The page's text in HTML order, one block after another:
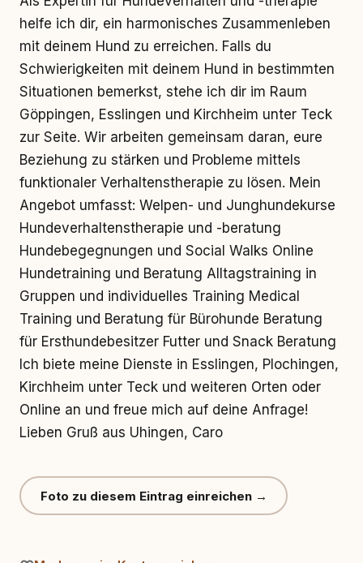
helfe ich dir, ein harmonisches Zusammenleben
mit deinem Hund zu erreichen. Falls du
Schwierigkeiten mit deinem Hund in bestimmten
Situationen bemerkst, stehe ich dir im Raum
Göppingen, Esslingen und Kirchheim unter Teck
zur Seite. Wir arbeiten gemeinsam daran, eure
Beziehung zu stärken und Probleme mittels
funktionaler Verhaltenstherapie zu lösen. Mein
Angebot umfasst: Welpen- und Junghundekurse
Hundeverhaltenstherapie und -beratung
Hundebegegnungen und Social Walks Online
Hundetraining und Beratung Alltagstraining in
Gruppen und individuelles Training Medical
Training und Beratung für Bürohunde Beratung
für Ersthundebesitzer Futter und Snack Beratung
Ich biete meine Dienste in Esslingen, Plochingen,
Kirchheim unter Teck und weiteren Orten oder
Online an und freue mich auf deine Anfrage!
Lieben Gruß aus Uhingen, Caro
Foto zu diesem Eintrag einreichen →